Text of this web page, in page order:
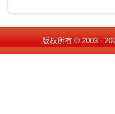
版权所有 © 2003 -